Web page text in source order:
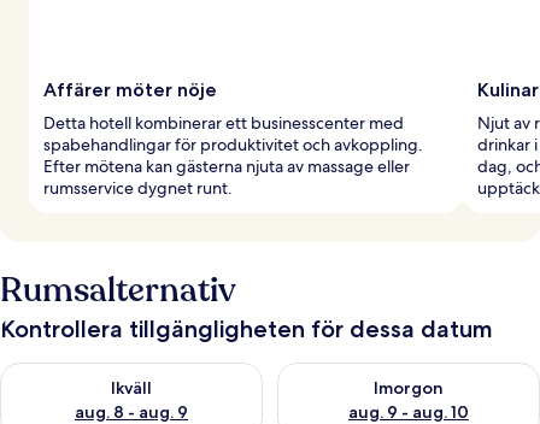
Affärer möter nöje
Detta hotell kombinerar ett businesscenter med
spabehandlingar för produktivitet och avkoppling.
Efter mötena kan gästerna njuta av massage eller
rumsservice dygnet runt.
Njut av
drinkar
dag,
Rumsalternativ
Kontrollera tillgängligheten för dessa datum
Ikväll
aug. 8 - aug. 9
Kontrollera tillgängligheten för ikväll aug. 8 - aug. 9
Imorgon
aug. 9 - aug. 10
Kontrollera tillgängligheten